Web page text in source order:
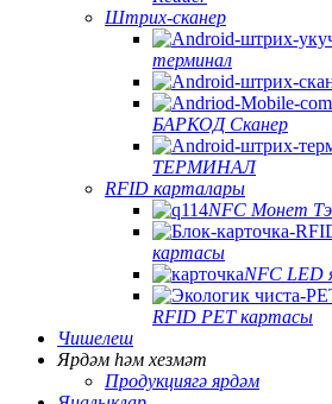
Штрих-сканер
терминал
БАРКОД Сканер
ТЕРМИНАЛ
RFID карталары
NFC Монет
картасы
NFC LED
RFID PET картасы
Чишелеш
Ярдәм һәм хезмәт
Продукциягә ярдәм